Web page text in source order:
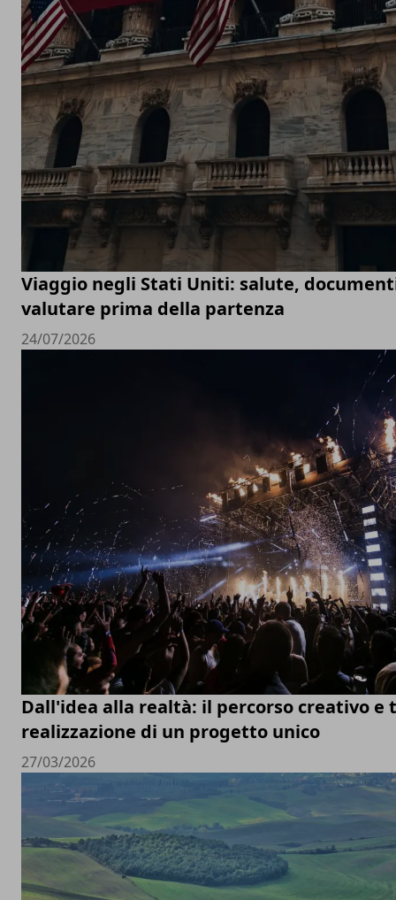
Viaggio negli Stati Uniti: salute,
valutare prima della partenza
24/07/2026
Dall'idea alla realtà: il percorso creativo e
realizzazione di un progetto unico
27/03/2026